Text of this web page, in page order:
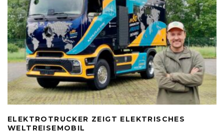
ELEKTROTRUCKER ZEIGT ELEKTRISCHES
WELTREISEMOBIL